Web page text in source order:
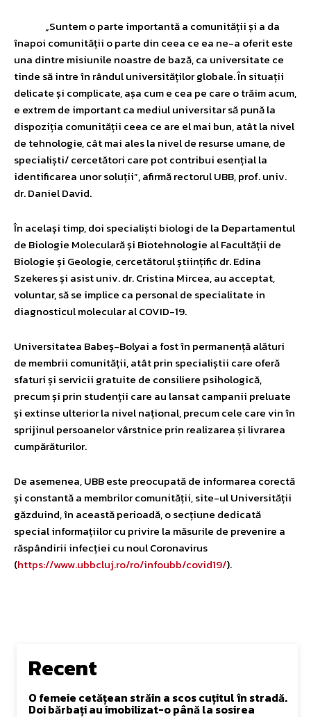
„Suntem o parte importantă a comunității și a da
înapoi comunității o parte din ceea ce ea ne-a oferit este
una dintre misiunile noastre de bază, ca universitate ce
tinde să intre în rândul universităților globale. În situații
delicate și complicate, așa cum e cea pe care o trăim acum,
e extrem de important ca mediul universitar să pună la
dispoziția comunității ceea ce are el mai bun, atât la nivel
de tehnologie, cât mai ales la nivel de resurse umane, de
specialiști/ cercetători care pot contribui esențial la
identificarea unor soluții”, afirmă rectorul UBB, prof. univ.
dr. Daniel David.
În același timp, doi specialiști biologi de la Departamentul
de Biologie Moleculară și Biotehnologie al Facultății de
Biologie și Geologie, cercetătorul științific dr. Edina
Szekeres și asist univ. dr. Cristina Mircea, au acceptat,
voluntar, să se implice ca personal de specialitate in
diagnosticul molecular al COVID-19.
Universitatea Babeș-Bolyai a fost în permanență alături
de membrii comunității, atât prin specialiștii care oferă
sfaturi și servicii gratuite de consiliere psihologică,
precum și prin studenții care au lansat campanii preluate
și extinse ulterior la nivel național, precum cele care vin în
sprijinul persoanelor vârstnice prin realizarea și livrarea
cumpărăturilor.
De asemenea, UBB este preocupată de informarea corectă
și constantă a membrilor comunității, site-ul Universității
găzduind, în această perioadă, o secțiune dedicată
special informațiilor cu privire la măsurile de prevenire a
răspândirii infecției cu noul Coronavirus
(https://www.ubbcluj.ro/ro/infoubb/covid19/).
Recent
O femeie cetățean străin a scos cuțitul în stradă.
Doi bărbați au imobilizat-o până la sosirea